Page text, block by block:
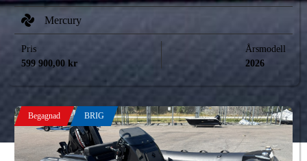
Mercury
Pris
599 900,00kr
Årsmodell
2026
Begagnad BRIG